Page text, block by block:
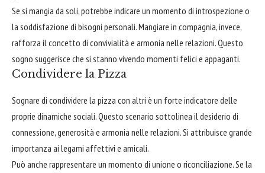
Se si mangia da soli, potrebbe indicare un momento di introspezione o
la soddisfazione di bisogni personali. Mangiare in compagnia, invece,
rafforza il concetto di convivialità e armonia nelle relazioni. Questo
sogno suggerisce che si stanno vivendo momenti felici e appaganti.
Condividere la Pizza
Sognare di condividere la pizza con altri è un forte indicatore delle
proprie dinamiche sociali. Questo scenario sottolinea il desiderio di
connessione, generosità e armonia nelle relazioni. Si attribuisce grande
importanza ai legami affettivi e amicali.
Può anche rappresentare un momento di unione o riconciliazione. Se la